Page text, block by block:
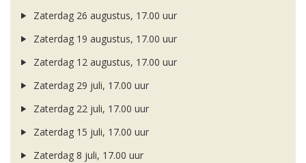
Zaterdag 26 augustus, 17.00 uur
Zaterdag 19 augustus, 17.00 uur
Zaterdag 12 augustus, 17.00 uur
Zaterdag 29 juli, 17.00 uur
Zaterdag 22 juli, 17.00 uur
Zaterdag 15 juli, 17.00 uur
Zaterdag 8 juli, 17.00 uur